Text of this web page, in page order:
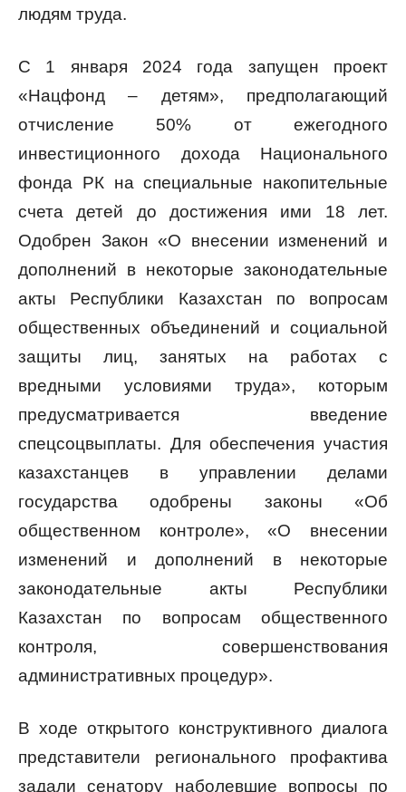
людям труда.
С 1 января 2024 года запущен проект
«Нацфонд – детям», предполагающий
отчисление 50% от ежегодного
инвестиционного дохода Национального
фонда РК на специальные накопительные
счета детей до достижения ими 18 лет.
Одобрен Закон «О внесении изменений и
дополнений в некоторые законодательные
акты Республики Казахстан по вопросам
общественных объединений и социальной
защиты лиц, занятых на работах с
вредными условиями труда», которым
предусматривается введение
спецсоцвыплаты. Для обеспечения участия
казахстанцев в управлении делами
государства одобрены законы «Об
общественном контроле», «О внесении
изменений и дополнений в некоторые
законодательные акты Республики
Казахстан по вопросам общественного
контроля, совершенствования
административных процедур».
В ходе открытого конструктивного диалога
представители регионального профактива
задали сенатору наболевшие вопросы по